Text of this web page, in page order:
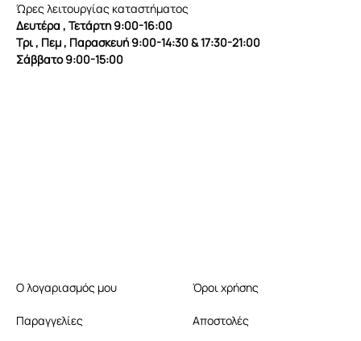
Ώρες λειτουργίας καταστήματος
Δευτέρα , Τετάρτη 9:00-16:00
Τρι , Πεμ , Παρασκευή 9:00-14:30 & 17:30-21:00
Σάββατο 9:00-15:00
Ο λογαριασμός μου
Παραγγελίες
Όροι χρήσης
Αποστολές